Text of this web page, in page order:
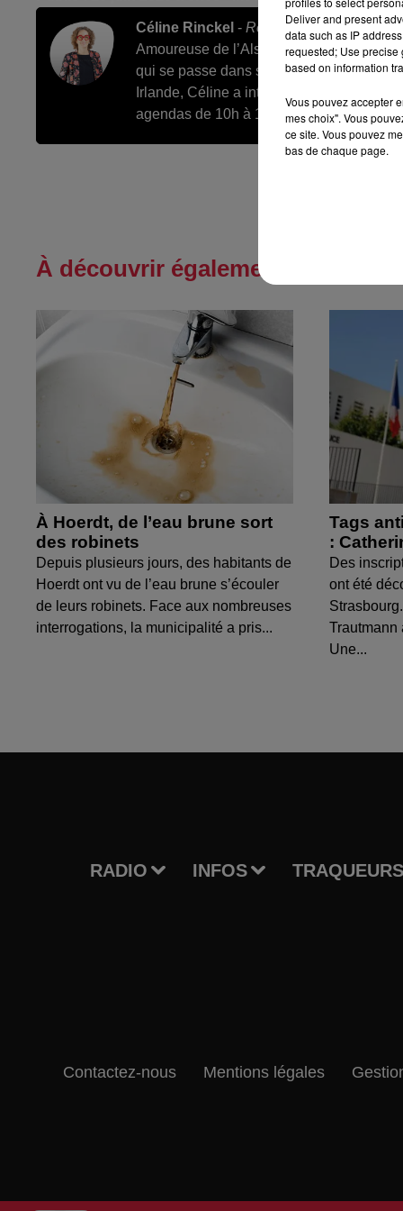
Céline Rinckel - Rédactrice en chef des
Amoureuse de l’Alsace et de ses
qui se passe dans sa région. Après des
Irlande, Céline a intégré Top Music en
agendas de 10h à 16h.
À découvrir également
À Hoerdt, de l’eau brune sort
des robinets
Depuis plusieurs jours, des habitants de
Hoerdt ont vu de l’eau brune s’écouler
de leurs robinets. Face aux nombreuses
interrogations, la municipalité a pris...
Tags
:
Des
ont été
Trautmann
Une...
RADIO INFOS
Contactez-nous Mentions légales
Deliver and present
data such as IP
requested; Use precise
based on information
Vous pouvez accepter
mes choix". Vous
ce site. Vous pouvez
bas de chaque page.